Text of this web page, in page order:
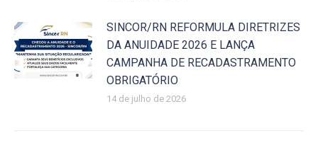
SINCOR/RN REFORMULA DIRETRIZES
DA ANUIDADE 2026 E LANÇA
CAMPANHA DE RECADASTRAMENTO
OBRIGATÓRIO
14 de julho de 2026